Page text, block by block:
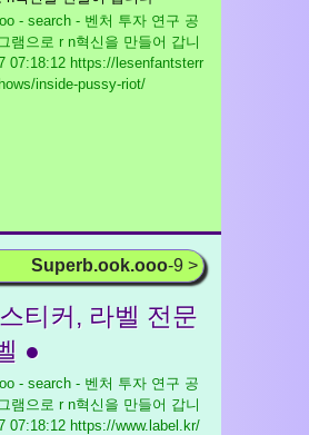
- search - 벤처 투자 연구 공
램으로 r n혁신을 만들어 갑니
07:18:12 https://lesenfantsterr
inside-pussy-riot/
Superb.ook.ooo-9 >
티커, 라벨 전문
●
- search - 벤처 투자 연구 공
램으로 r n혁신을 만들어 갑니
07:18:12 https://www.label.kr/